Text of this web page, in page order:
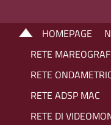
HOMEPAGE
RETE
RETE
RETE ADSP MAC
RETE DI